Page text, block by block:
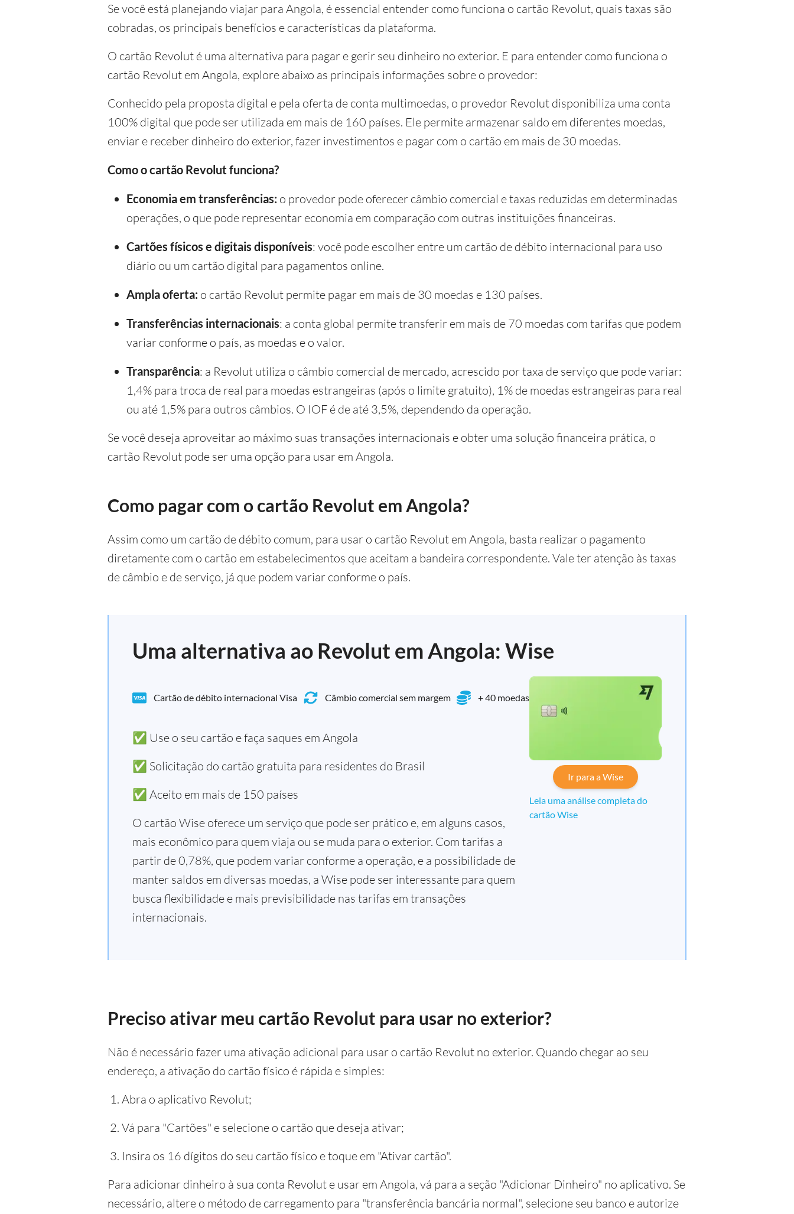
Se você está planejando viajar para Angola, é essencial entender como funciona o cartão Revolut, quais taxas são
cobradas, os principais benefícios e características da plataforma.
O cartão Revolut é uma alternativa para pagar e gerir seu dinheiro no exterior. E para entender como funciona o
cartão Revolut em Angola, explore abaixo as principais informações sobre o provedor:
Conhecido pela proposta digital e pela oferta de conta multimoedas, o provedor Revolut disponibiliza uma conta
100% digital que pode ser utilizada em mais de 160 países. Ele permite armazenar saldo em diferentes moedas,
enviar e receber dinheiro do exterior, fazer investimentos e pagar com o cartão em mais de 30 moedas.
Como o cartão Revolut funciona?
Economia em transferências: o provedor pode oferecer câmbio comercial e taxas reduzidas em determinadas
operações, o que pode representar economia em comparação com outras instituições financeiras.
Cartões físicos e digitais disponíveis: você pode escolher entre um cartão de débito internacional para uso
diário ou um cartão digital para pagamentos online.
Ampla oferta: o cartão Revolut permite pagar em mais de 30 moedas e 130 países.
Transferências internacionais: a conta global permite transferir em mais de 70 moedas com tarifas que podem
variar conforme o país, as moedas e o valor.
Transparência: a Revolut utiliza o câmbio comercial de mercado, acrescido por taxa de serviço que pode variar:
1,4% para troca de real para moedas estrangeiras (após o limite gratuito), 1% de moedas estrangeiras para real
ou até 1,5% para outros câmbios. O IOF é de até 3,5%, dependendo da operação.
Se você deseja aproveitar ao máximo suas transações internacionais e obter uma solução financeira prática, o
cartão Revolut pode ser uma opção para usar em Angola.
Como pagar com o cartão Revolut em Angola?
Assim como um cartão de débito comum, para usar o cartão Revolut em Angola, basta realizar o pagamento
diretamente com o cartão em estabelecimentos que aceitam a bandeira correspondente. Vale ter atenção às taxas
de câmbio e de serviço, já que podem variar conforme o país.
Uma alternativa ao Revolut em Angola: Wise
Cartão de débito internacional Visa Câmbio comercial sem margem + 40 moedas
✅ Use o seu cartão e faça saques em Angola
✅ Solicitação do cartão gratuita para residentes do Brasil
✅ Aceito em mais de 150 países
O cartão Wise oferece um serviço que pode ser prático e, em alguns casos,
mais econômico para quem viaja ou se muda para o exterior. Com tarifas a
partir de 0,78%, que podem variar conforme a operação, e a possibilidade de
manter saldos em diversas moedas, a Wise pode ser interessante para quem
busca flexibilidade e mais previsibilidade nas tarifas em transações
internacionais.
Ir para a Wise
Leia uma análise completa do
cartão Wise
Preciso ativar meu cartão Revolut para usar no exterior?
Não é necessário fazer uma ativação adicional para usar o cartão Revolut no exterior. Quando chegar ao seu
endereço, a ativação do cartão físico é rápida e simples:
Abra o aplicativo Revolut;
Vá para "Cartões" e selecione o cartão que deseja ativar;
Insira os 16 dígitos do seu cartão físico e toque em "Ativar cartão".
Para adicionar dinheiro à sua conta Revolut e usar em Angola, vá para a seção "Adicionar Dinheiro" no aplicativo. Se
necessário, altere o método de carregamento para "transferência bancária normal", selecione seu banco e autorize